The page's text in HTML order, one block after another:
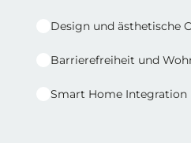
Design und ästhetische
Barrierefreiheit und
Smart Home Integration